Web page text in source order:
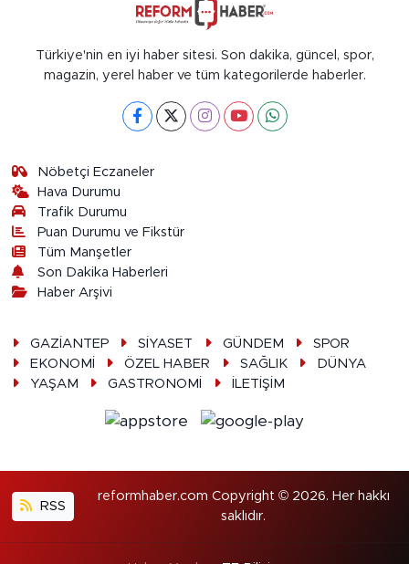
Türkiye'nin en iyi haber sitesi. Son dakika, güncel, spor,
magazin, yerel haber ve tüm kategorilerde haberler.
Nöbetçi Eczaneler
Hava Durumu
Trafik Durumu
Puan Durumu ve Fikstür
Tüm Manşetler
Son Dakika Haberleri
Haber Arşivi
GAZİANTEP SİYASET GÜNDEM
SPOR
EKONOMİ
ÖZEL HABER SAĞLIK
DÜNYA
YAŞAM
GASTRONOMİ İLETİŞİM
RSS
reformhaber.com Copyright © 2026. Her hakkı
saklıdır.